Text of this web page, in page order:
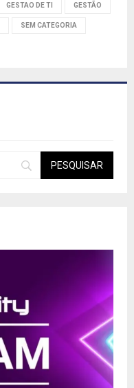
GESTAO DE TI GESTÃO
SEM CATEGORIA